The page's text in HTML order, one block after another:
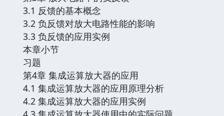
3.1 反馈的基本概念
3.2 负反馈对放大电路性能的影响
3.3 负反馈的应用实例
本章小节
习题
第4章 集成运算放大器的应用
4.1 集成运算放大器的应用原理分析
4.2 集成运算放大器的应用实例